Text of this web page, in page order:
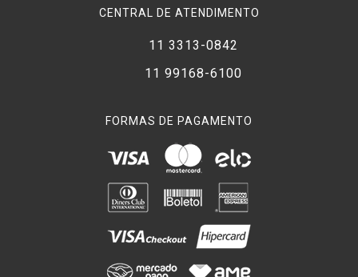
CENTRAL DE ATENDIMENTO
11 3313-0842
11 99168-6100
FORMAS DE PAGAMENTO